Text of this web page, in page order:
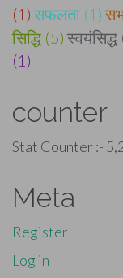
(1) सफलता (1)
सिद्धि (5) स्वयंसिद्ध
(1)
counter
Stat Counter :-
Meta
Register
Log in